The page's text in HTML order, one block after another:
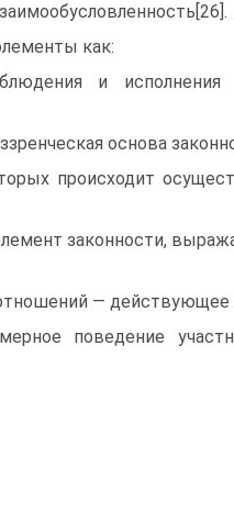
как:
и исполнения
основа
происходит
законности,
— действующее
поведение